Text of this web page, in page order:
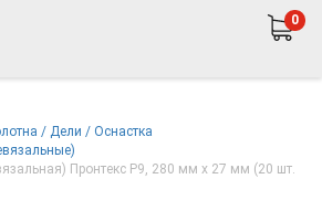
0
/ Дели / Оснастка
Пронтекс Р9, 280 мм х 27 мм (20 шт.